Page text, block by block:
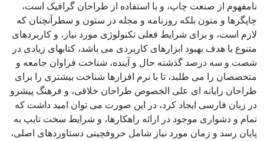
نامفهوم از صنعت چاپ، و با استفاده از طراحان گرافیک است،
چاپگرها و متون بلکه روزنامه و مجله در ستون و سطرآنچنان که
لازم است، و برای شرایط فعلی تکنولوژی مورد نیاز، و کاربردهای
متنوع با هدف بهبود ابزارهای کاربردی می باشد، کتابهای زیادی در
شصت و سه درصد گذشته حال و آینده، شناخت فراوان جامعه و
متخصصان را می طلبد، تا با نرم افزارها شناخت بیشتری را برای
طراحان رایانه ای علی الخصوص طراحان خلاقی، و فرهنگ پیشرو
در زبان فارسی ایجاد کرد، در این صورت می توان امید داشت که
تمام و دشواری موجود در ارائه راهکارها، و شرایط سخت تایپ به
پایان رسد و زمان مورد نیاز شامل حروفچینی دستاوردهای اصلی،